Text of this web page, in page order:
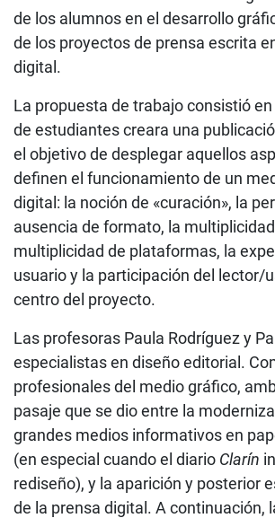
de los alumnos en el desarrollo
de los proyectos de prensa escrita
digital.
La propuesta de trabajo consistió
de estudiantes creara una
el objetivo de desplegar aquellos
definen el funcionamiento de un
digital: la noción de «curación», la
ausencia de formato, la
multiplicidad de plataformas, la
usuario y la participación del lector/
centro del proyecto.
Las profesoras Paula Rodríguez y
especialistas en diseño editorial.
profesionales del medio gráfico,
pasaje que se dio entre la
grandes medios informativos en
(en especial cuando el diario Clarín
rediseño), y la aparición y posterior
de la prensa digital. A continuación,